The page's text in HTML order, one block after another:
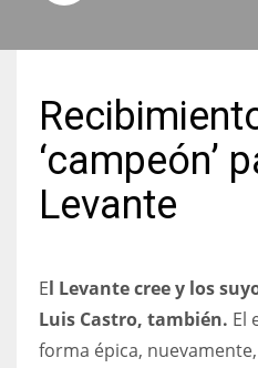
NYJ
24
34
‘campeón’
Levante
El Levante cree y los
Luis Castro, también. El
forma épica,